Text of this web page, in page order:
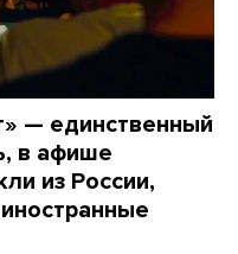
— единственный
в афише
из России,